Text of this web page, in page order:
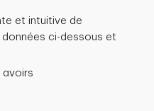
et intuitive de
ci-dessous et